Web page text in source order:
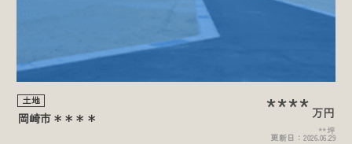
土地
岡崎市＊＊＊＊ **** 万円
**坪
更新日： 2026.06.29